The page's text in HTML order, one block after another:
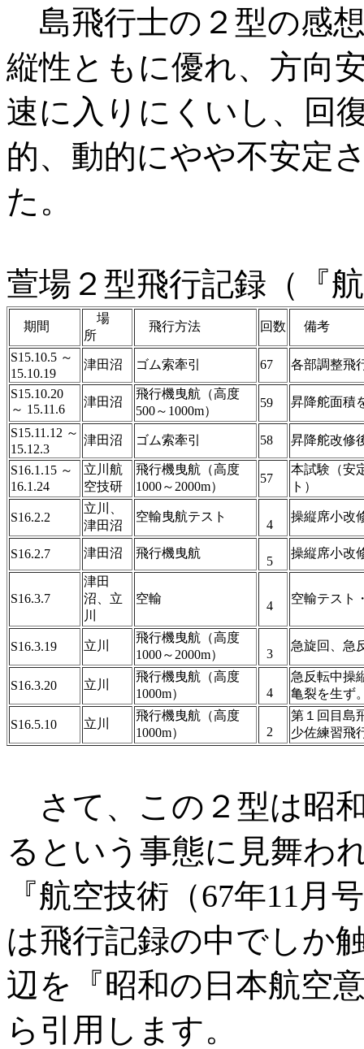
島飛行士の２型の感
縦性ともに優れ、方向
速に入りにくいし、回
的、動的にやや不安定
た。
萱場２型飛行記録（『
期間
場
所
飛行方法 回数 備考
S15.10.5 ～
15.10.19
津田沼 ゴム索牽引 67 各部調整飛
S15.10.20
～ 15.11.6
津田沼
飛行機曳航（高度
500～1000m）
59 昇降舵面積
S15.11.12 ～
15.12.3
津田沼 ゴム索牽引 58 昇降舵改修
S16.1.15 ～
16.1.24
立川航
空技研
飛行機曳航（高度
1000～2000m）
57
本試験（安
ト）
S16.2.2
立川、
津田沼
空輸曳航テスト
4
操縦席小改
S16.2.7 津田沼 飛行機曳航
5
操縦席小改
S16.3.7
津田
沼、立
川
空輸
4
空輸テスト
S16.3.19 立川
飛行機曳航（高度
1000～2000m）
3
急旋回、急
S16.3.20 立川
飛行機曳航（高度
1000m）
4
急反転中操
亀裂を生ず
S16.5.10 立川
飛行機曳航（高度
1000m）
2
第１回目島
少佐練習飛
さて、この２型は昭
るという事態に見舞わ
『航空技術（67年11月
は飛行記録の中でしか
辺を『昭和の日本航空
ら引用します。